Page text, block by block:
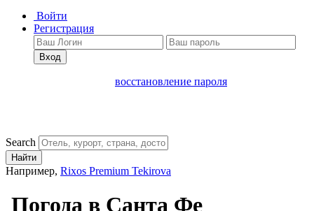
Войти
Регистрация
Вход
восстановление пароля
Search
Найти
Например, Rixos Premium Tekirova
Погода в Санта Фе